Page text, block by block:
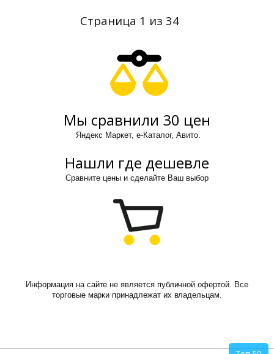
Страница 1 из 34
Мы сравнили 30 цен
Яндекс Маркет, е-Каталог, Авито.
Нашли где дешевле
Сравните цены и сделайте Ваш выбор
Информация на сайте не является публичной офертой. Все
торговые марки принадлежат их владельцам.